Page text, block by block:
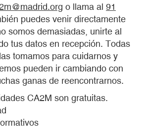
o llama al 91
puedes venir directamente
somos demasiadas, unirte al
tus datos en recepción. Todas
tomamos para cuidarnos y
pueden ir cambiando con
ganas de reencontrarnos.
CA2M son gratuitas.